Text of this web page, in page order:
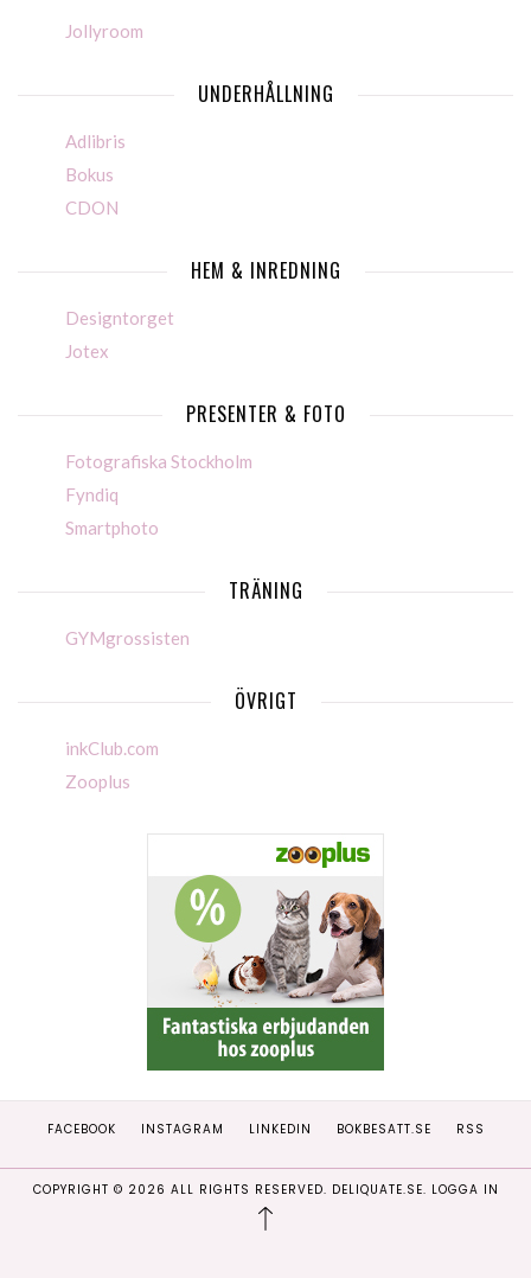
Jollyroom
UNDERHÅLLNING
Adlibris
Bokus
CDON
HEM & INREDNING
Designtorget
Jotex
PRESENTER & FOTO
Fotografiska Stockholm
Fyndiq
Smartphoto
TRÄNING
GYMgrossisten
ÖVRIGT
inkClub.com
Zooplus
FACEBOOK INSTAGRAM LINKEDIN BOKBESATT.SE RSS
COPYRIGHT © 2026 ALL RIGHTS RESERVED. DELIQUATE.SE. LOGGA IN